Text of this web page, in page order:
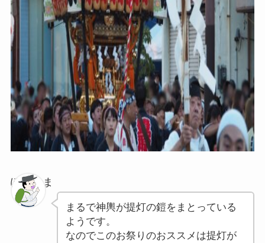
ぽちゃま
まるで神輿が提灯の鎧をまとっている
ようです。
なのでこのお祭りのおススメは提灯が